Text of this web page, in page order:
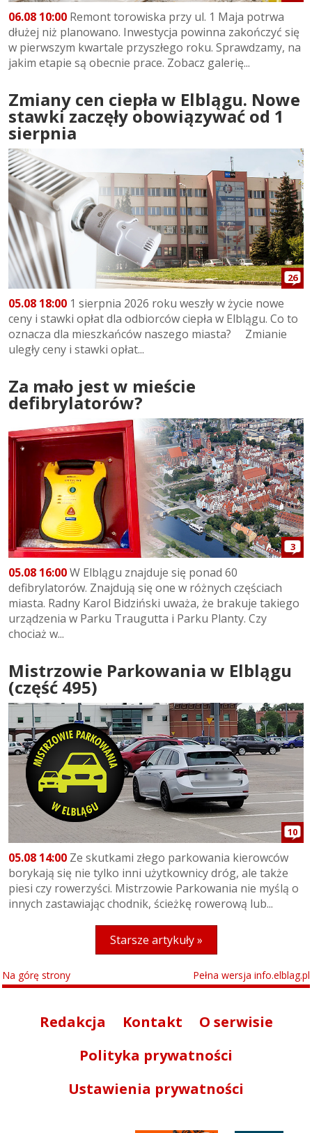
06.08 10:00 Remont torowiska przy ul. 1 Maja potrwa
dłużej niż planowano. Inwestycja powinna zakończyć się
w pierwszym kwartale przyszłego roku. Sprawdzamy, na
jakim etapie są obecnie prace. Zobacz galerię...
Zmiany cen ciepła w Elblągu. Nowe
stawki zaczęły obowiązywać od 1
sierpnia
26
05.08 18:00 1 sierpnia 2026 roku weszły w życie nowe
ceny i stawki opłat dla odbiorców ciepła w Elblągu. Co to
oznacza dla mieszkańców naszego miasta? Zmianie
uległy ceny i stawki opłat...
Za mało jest w mieście
defibrylatorów?
3
05.08 16:00W Elblągu znajduje się ponad 60
defibrylatorów. Znajdują się one w różnych częściach
miasta. Radny Karol Bidziński uważa, że brakuje takiego
urządzenia w Parku Traugutta i Parku Planty. Czy
chociaż w...
Mistrzowie Parkowania w Elblągu
(część 495)
10
05.08 14:00 Ze skutkami złego parkowania kierowców
borykają się nie tylko inni użytkownicy dróg, ale także
piesi czy rowerzyści. Mistrzowie Parkowania nie myślą o
innych zastawiając chodnik, ścieżkę rowerową lub...
Starsze artykuły »
Na górę strony Pełna wersja info.elblag.pl
Redakcja Kontakt
O serwisie
Polityka prywatności
Ustawienia prywatności